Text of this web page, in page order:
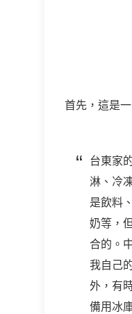
首先，這是
台東家
淋、冷
是飲料
奶等，
合的。
我自己
外，有
備用冰